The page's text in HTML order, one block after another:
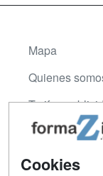
Mapa
Quienes
Tarifas
Acceso
Acceso Centros
Cookies